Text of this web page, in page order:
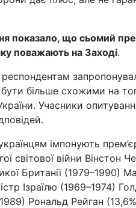
показало, що сьомий
поважають на Заході.
більше схожими на
Учасники
імпонують
світової війни Вінстон
Британії (1979–1990)
Ізраїлю (1969–1974)
Рональд Рейган